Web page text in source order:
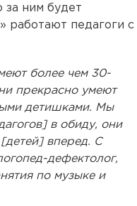
за ним будет
работают педагоги с
более чем 30-
прекрасно умеют
детишками. Мы
в обиду, они
вперед. С
дефектолог,
по музыке и